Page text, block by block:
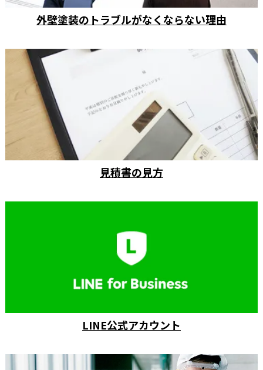
外壁塗装のトラブルがなくならない理由
見積書の見方
LINE公式アカウント